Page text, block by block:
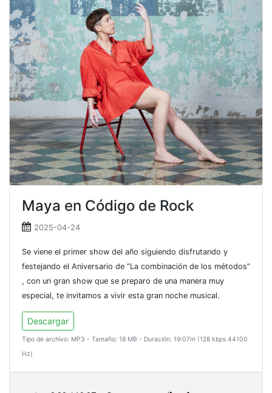
Maya en Código de Rock
2025-04-24
Se viene el primer show del año siguiendo disfrutando y
festejando el Aniversario de “La combinación de los métodos”
, con un gran show que se preparo de una manera muy
especial, te invitamos a vivir esta gran noche musical.
Descargar
Tipo de archivo: MP3 - Tamaño: 18 MB - Duración: 19:07m (128 kbps 44100
Hz)